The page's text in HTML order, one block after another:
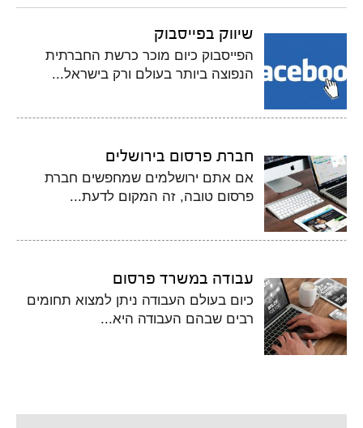
שיווק בפייסבוק
הפייסבוק כיום מוכר כרשת החברתית
הנפוצה ביותר בעולם ורק בישראל...
חברת פרסום בירושלים
אם אתם ירושלמים שמחפשים חברת
פרסום טובה, זה המקום לדעת...
עבודה במשרד פרסום
כיום בעולם העבודה ניתן למצוא תחומים
רבים שבהם העבודה היא...